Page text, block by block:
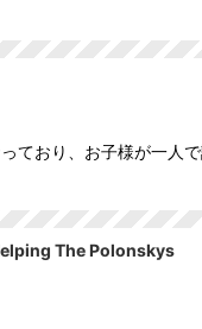
ており、お子様が一
The Polonskys